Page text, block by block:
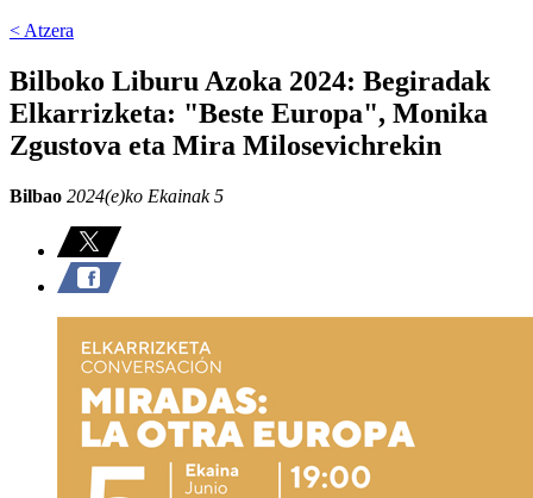
< Atzera
Bilboko Liburu Azoka 2024: Begiradak
Elkarrizketa: "Beste Europa", Monika
Zgustova eta Mira Milosevichrekin
Bilbao 2024(e)ko Ekainak 5